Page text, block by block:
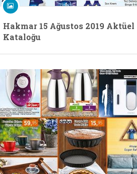
Hakmar 15 Ağustos 2019 Aktüel
Kataloğu